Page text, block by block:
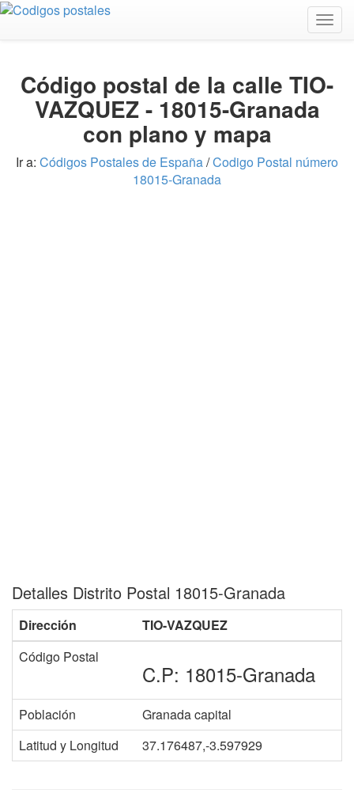
Código postal de la calle TIO-
VAZQUEZ - 18015-Granada
con plano y mapa
Ir a: Códigos Postales de España/Codigo Postal número
18015-Granada
Detalles Distrito Postal 18015-Granada
Dirección
TIO-VAZQUEZ
Código Postal
C.P: 18015-Granada
Población
Granada capital
Latitud y Longitud
37.176487,-3.597929